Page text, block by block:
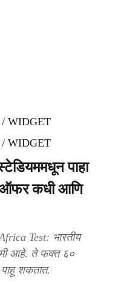
WIDGET
WIDGET
पाहा
ऑफर कधी आणि
Test: भारतीय
आहे. ते फक्त ६०
शकतात.